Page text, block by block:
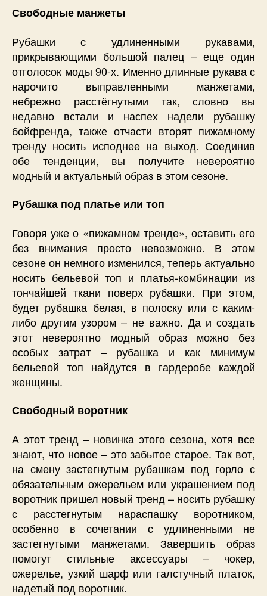
Свободные манжеты
Рубашки с удлиненными рукавами,
прикрывающими большой палец – еще один
отголосок моды 90-х. Именно длинные рукава с
нарочито выправленными манжетами,
небрежно расстёгнутыми так, словно вы
недавно встали и наспех надели рубашку
бойфренда, также отчасти вторят пижамному
тренду носить исподнее на выход. Соединив
обе тенденции, вы получите невероятно
модный и актуальный образ в этом сезоне.
Рубашка под платье или топ
Говоря уже о «пижамном тренде», оставить его
без внимания просто невозможно. В этом
сезоне он немного изменился, теперь актуально
носить бельевой топ и платья-комбинации из
тончайшей ткани поверх рубашки. При этом,
будет рубашка белая, в полоску или с каким-
либо другим узором – не важно. Да и создать
этот невероятно модный образ можно без
особых затрат – рубашка и как минимум
бельевой топ найдутся в гардеробе каждой
женщины.
Свободный воротник
А этот тренд – новинка этого сезона, хотя все
знают, что новое – это забытое старое. Так вот,
на смену застегнутым рубашкам под горло с
обязательным ожерельем или украшением под
воротник пришел новый тренд – носить рубашку
с расстегнутым нараспашку воротником,
особенно в сочетании с удлиненными не
застегнутыми манжетами. Завершить образ
помогут стильные аксессуары – чокер,
ожерелье, узкий шарф или галстучный платок,
надетый под воротник.